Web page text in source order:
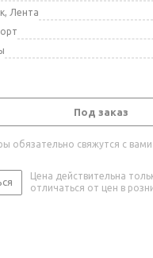
Лента
Под заказ
обязательно свяжутся с вами
Цена действительна
отличаться от цен в